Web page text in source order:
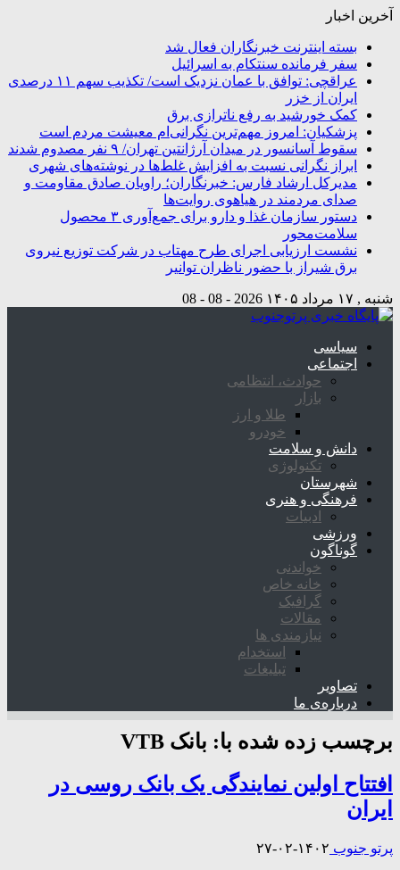
آخرین اخبار
بسته اینترنت خبرنگاران فعال شد
سفر فرمانده سنتکام به اسرائیل
عراقچی: توافق با عمان نزدیک است/ تکذیب سهم ۱۱ درصدی
ایران از خزر
کمک خورشید به رفع ناترازی برق
پزشکیان: امروز مهم‌ترین نگرانی‌ام معیشت مردم است
سقوط آسانسور در میدان آرژانتین تهران/ ۹ نفر مصدوم شدند
ابراز نگرانی نسبت به افزایش غلط‌ها در نوشته‌های شهری
مدیرکل ارشاد فارس: خبرنگاران؛ راویان صادق مقاومت و
صدای مردمند در هیاهوی روایت‌ها
دستور سازمان غذا و دارو برای جمع‌آوری ۳ محصول
سلامت‌محور
نشست ارزیابی اجرای طرح مهتاب در شرکت توزیع نیروی
برق شیراز با حضور ناظران توانیر
شنبه , ۱۷ مرداد ۱۴۰۵ 2026 - 08 - 08
سیاسی
اجتماعی
حوادث، انتظامی
بازار
طلا و ارز
خودرو
دانش و سلامت
تکنولوژی
شهرستان
فرهنگی و هنری
ادبیات
ورزشی
گوناگون
خواندنی
خانه خاص
گرافیک
مقالات
نیازمندی ها
استخدام
تبلیغات
تصاویر
درباره‌ی ما
برچسب زده شده با: بانک VTB
افتتاح اولین نمایندگی یک بانک روسی در
ایران
پرتو جنوب ۱۴۰۲-۰۲-۲۷